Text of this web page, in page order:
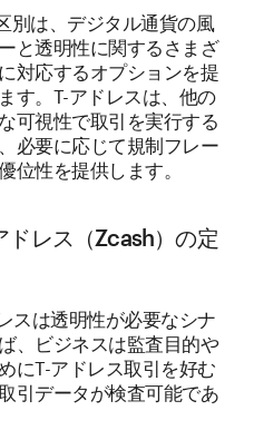
別は、デジタル通貨の風
と透明性に関するさまざ
対応するオプションを提
す。T-アドレスは、他の
可視性で取引を実行する
必要に応じて規制フレー
位性を提供します。
ドレス（Zcash）の定
スは透明性が必要なシナ
、ビジネスは監査目的や
にT-アドレス取引を好む
引データが検査可能であ